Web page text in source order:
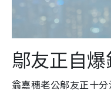
鄔友正自
翁嘉穗老公鄔友正十